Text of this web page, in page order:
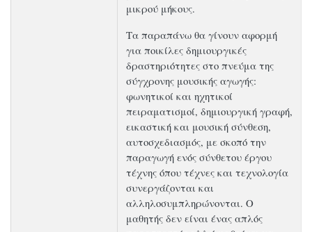
μικρού μήκους.
Τα παραπάνω θα γίνουν αφορμή
για ποικίλες δημιουργικές
δραστηριότητες στο πνεύμα της
σύγχρονης μουσικής αγωγής:
φωνητικοί και ηχητικοί
πειραματισμοί, δημιουργική γραφή,
εικαστική και μουσική σύνθεση,
αυτοσχεδιασμός, με σκοπό την
παραγωγή ενός σύνθετου έργου
τέχνης όπου τέχνες και τεχνολογία
συνεργάζονται και
αλληλοσυμπληρώνονται. Ο
μαθητής δεν είναι ένας απλός